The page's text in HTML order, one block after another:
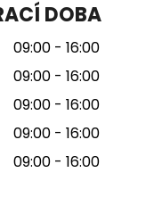
DOBA
09:00 - 16:00
09:00 - 16:00
09:00 - 16:00
09:00 - 16:00
09:00 - 16:00